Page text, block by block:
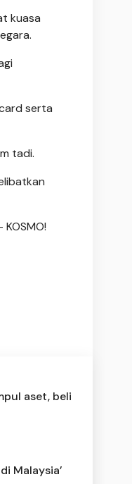
kuasa
serta
tadi.
aset, beli
Malaysia’